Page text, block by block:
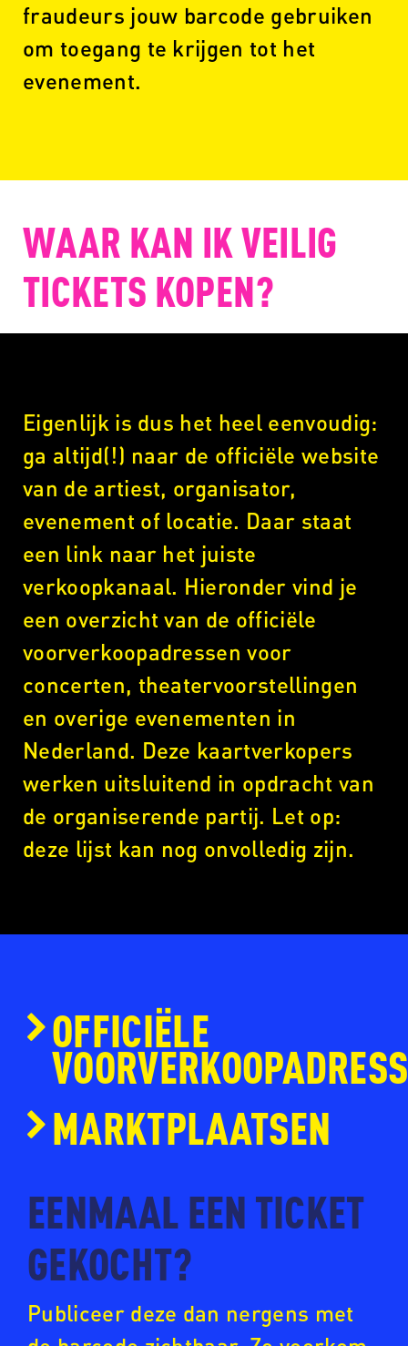
fraudeurs jouw barcode gebruiken
om toegang te krijgen tot het
evenement.
WAAR KAN IK VEILIG
TICKETS KOPEN?
Eigenlijk is dus het heel eenvoudig:
ga altijd(!) naar de officiële website
van de artiest, organisator,
evenement of locatie. Daar staat
een link naar het juiste
verkoopkanaal. Hieronder vind je
een overzicht van de officiële
voorverkoopadressen voor
concerten, theatervoorstellingen
en overige evenementen in
Nederland. Deze kaartverkopers
werken uitsluitend in opdracht van
de organiserende partij. Let op:
deze lijst kan nog onvolledig zijn.
OFFICIËLE
www.ticketmaster.nl
www.eventim.nl
www.ntk.nl
MARKTPLAATSEN
EENMAAL EEN TICKET
GEKOCHT?
Publiceer deze dan nergens met